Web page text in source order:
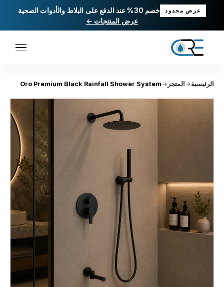
عرض محدود
خصم 30% عند الدفع على البلاط والأدوات الصحية
عرض المنتجات ←
الرئيسية→ المتجر →
Oro Premium Black Rainfall Shower System